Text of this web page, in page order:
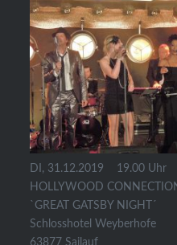
DI, 31.12.2019 19.00 Uhr
HOLLYWOOD
`GREAT GATSBY NIGHT´
Schlosshotel Weyberhofe
63877 Sailauf